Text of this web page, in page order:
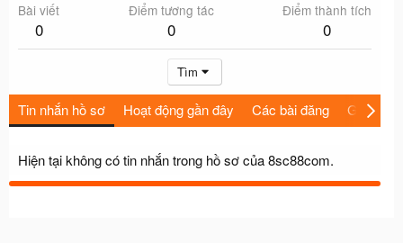
Bài viết
0
Điểm tương tác
0
Điểm thành tích
0
Tìm
Tin nhắn hồ sơ Hoạt động gần đây Các bài đăng Giới thiệu
Hiện tại không có tin nhắn trong hồ sơ của 8sc88com.